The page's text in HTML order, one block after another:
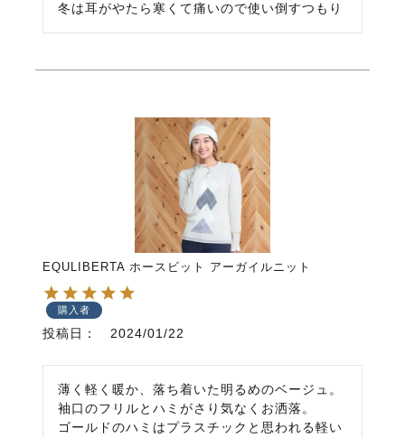
冬は耳がやたら寒くて痛いので使い倒すつもり
EQULIBERTA ホースビット アーガイルニット
購入者
投稿日 2024/01/22
薄く軽く暖か、落ち着いた明るめのベージュ。
袖口のフリルとハミがさり気なくお洒落。
ゴールドのハミはプラスチックと思われる軽い